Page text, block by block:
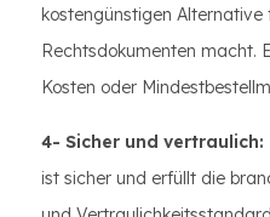
kostengünstigen Alternative
Rechtsdokumenten macht.
Kosten oder
4- Sicher und vertraulich:
ist sicher und erfüllt die